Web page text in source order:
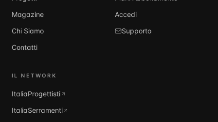
Magazine
Chi Siamo
Contatti
Accedi
Supporto
IL NETWORK
ItaliaProgettisti
ItaliaSerramenti